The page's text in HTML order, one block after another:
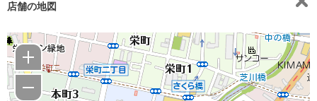
店舗の地図